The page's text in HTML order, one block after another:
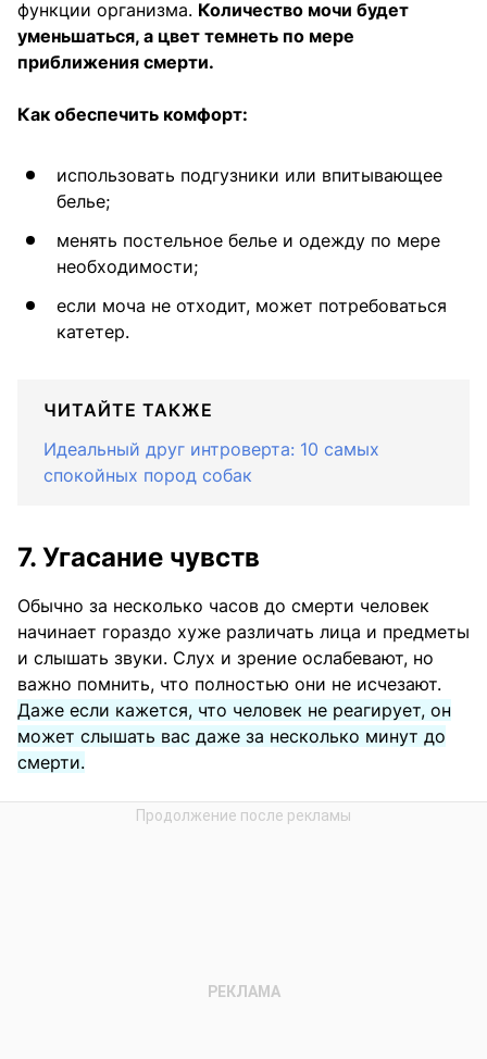
функции организма. Количество мочи будет
уменьшаться, а цвет темнеть по мере
приближения смерти.
Как обеспечить комфорт:
использовать подгузники или впитывающее
белье;
менять постельное белье и одежду по мере
необходимости;
если моча не отходит, может потребоваться
катетер.
ЧИТАЙТЕ ТАКЖЕ
Идеальный друг интроверта: 10 самых
спокойных пород собак
7. Угасание чувств
Обычно за несколько часов до смерти человек
начинает гораздо хуже различать лица и предметы
и слышать звуки. Слух и зрение ослабевают, но
важно помнить, что полностью они не исчезают.
Даже если кажется, что человек не реагирует, он
может слышать вас даже за несколько минут до
смерти.